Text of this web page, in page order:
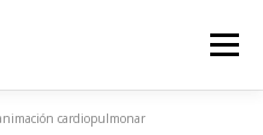
Menú
cardiopulmonar